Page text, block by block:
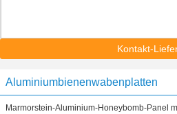
Kontakt-
Aluminiumbienenwabenplatten
Marmorstein-Aluminium-Honeybomb-Panel